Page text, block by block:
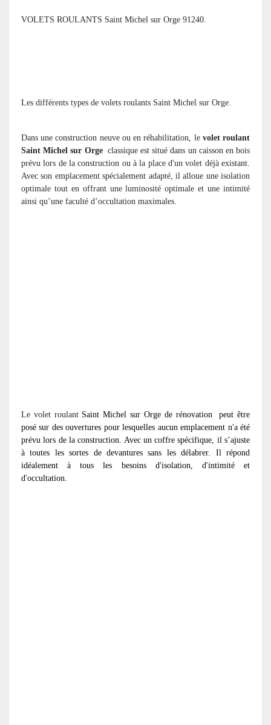
VOLETS ROULANTS Saint Michel sur Orge 91240.
Les différents types de volets roulants Saint Michel sur Orge.
Dans une construction neuve ou en réhabilitation, le volet roulant
Saint Michel sur Orge classique est situé dans un caisson en bois
prévu lors de la construction ou à la place d'un volet déjà existant.
Avec son emplacement spécialement adapté, il alloue une isolation
optimale tout en offrant une luminosité optimale et une intimité
ainsi qu’une faculté d’occultation maximales.
Le volet roulantSaint Michel sur Orge de rénovation
peut être
posé sur des ouvertures pour lesquelles aucun emplacement n'a été
prévu lors de la construction. Avec un coffre spécifique, il s’ajuste
à toutes les sortes de devantures sans les délabrer. Il répond
idéalement à tous les besoins d'isolation, d'intimité et
d'occultation.